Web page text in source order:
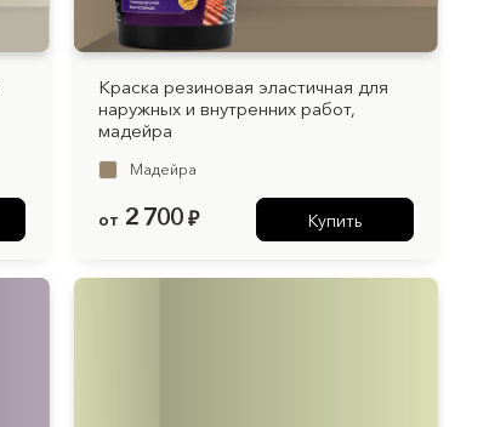
Краска резиновая эластичная для
наружных и внутренних работ,
мадейра
Мадейра
от 2 700 ₽ Купить